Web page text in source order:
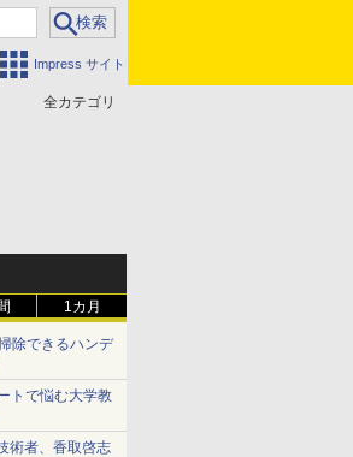
Impress サイト
全カテゴリ
1カ月
除できるハンデ
トで悩む大学教
術者、香取啓志